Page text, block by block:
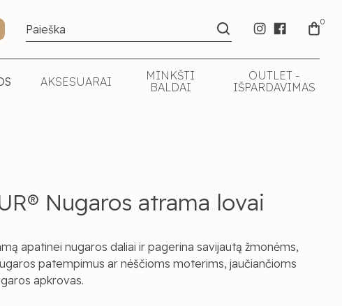
0
AKSESUARAI
MINKŠTI
BALDAI
OUTLET -
IŠPARDAVIMAS
Nugaros atrama lovai
apatinei nugaros daliai ir pagerina savijautą žmonėms,
patempimus ar nėščioms moterims, jaučiančioms
apkrovas.